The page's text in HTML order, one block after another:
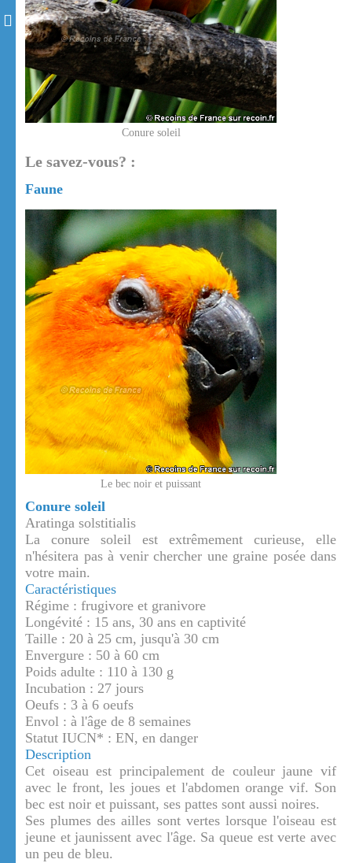
Conure soleil
Le savez-vous? :
Faune
Le bec noir et puissant
Conure soleil
Aratinga solstitialis
La conure soleil est extrêmement curieuse, elle
n'hésitera pas à venir chercher une graine posée dans
votre main.
Caractéristiques
Régime : frugivore et granivore
Longévité : 15 ans, 30 ans en captivité
Taille : 20 à 25 cm, jusqu'à 30 cm
Envergure : 50 à 60 cm
Poids adulte : 110 à 130 g
Incubation : 27 jours
Oeufs : 3 à 6 oeufs
Envol : à l'âge de 8 semaines
Statut IUCN* : EN, en danger
Description
Cet oiseau est principalement de couleur jaune vif
avec le front, les joues et l'abdomen orange vif. Son
bec est noir et puissant, ses pattes sont aussi noires.
Ses plumes des ailles sont vertes lorsque l'oiseau est
jeune et jaunissent avec l'âge. Sa queue est verte avec
un peu de bleu.